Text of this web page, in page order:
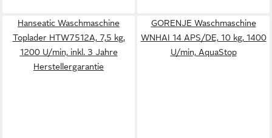
Hanseatic Waschmaschine
Toplader HTW7512A, 7,5 kg,
1200 U/min, inkl. 3 Jahre
Herstellergarantie
GORENJE Waschmaschine
WNHAI 14 APS/DE, 10 kg, 1400
U/min, AquaStop